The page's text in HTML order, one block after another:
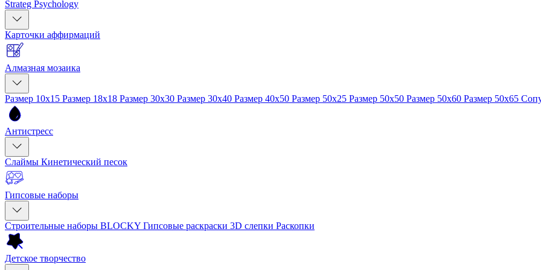
Strateg Psychology
Карточки аффирмаций
Алмазная мозаика
Размер 10x15 Размер 18x18 Размер 30x30 Размер 30x40 Размер 40x50 Размер 50x25 Размер 50x50 Размер 50x60 Размер 50x65
Антистресс
Слаймы Кинетический песок
Гипсовые наборы
Строительные наборы BLOCKY Гипсовые раскраски 3D слепки Раскопки
Детское творчество